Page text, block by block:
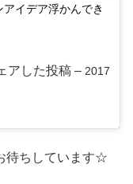
イデア浮かんでき
アした投稿 – 2017
待ちしています☆